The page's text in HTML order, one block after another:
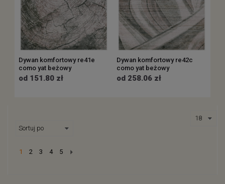
Dywan komfortowy re41e
como yat beżowy
od 151.80 zł
Dywan komfortowy re42c
como yat beżowy
od 258.06 zł
1 2 3 4 5